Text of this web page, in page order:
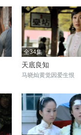
全34集
天底良知
马晓灿黄觉因爱生恨